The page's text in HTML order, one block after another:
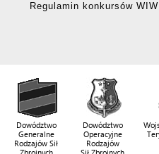
Regulamin konkursów WIW
Dowództwo
Generalne
Rodzajów Sił
Dowództwo
Operacyjne
Rodzajów